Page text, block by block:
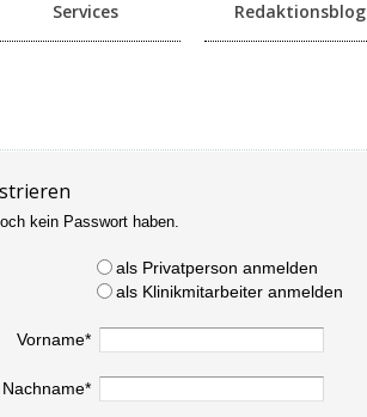
Services Redaktionsblog
kein Passwort haben.
als Privatperson anmelden
als Klinikmitarbeiter anmelden
Vorname*
Nachname*